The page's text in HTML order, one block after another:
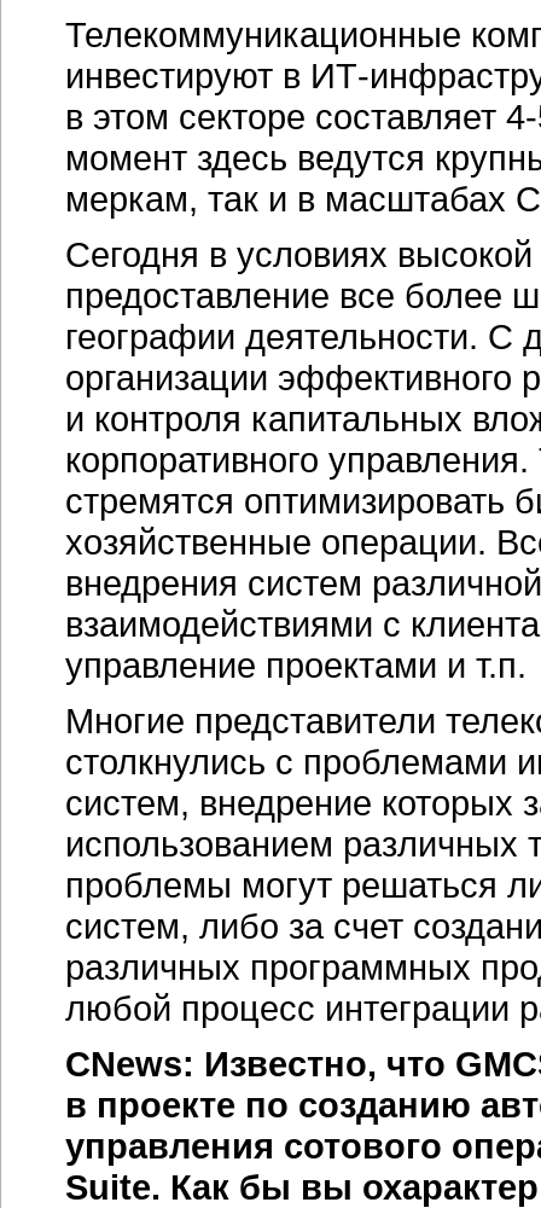
Телекоммуникационные
инвестируют в ИТ-
в этом секторе составляет
момент здесь ведутся
меркам, так и в масштабах
Сегодня в условиях
предоставление все более
географии деятельности. С
организации эффективного
и контроля капитальных
корпоративного
стремятся оптимизировать
хозяйственные операции.
внедрения систем
взаимодействиями с
управление проектами и т.п.
Многие представители
столкнулись с проблемами
систем, внедрение которых
использованием различных
проблемы могут решаться
систем, либо за счет
различных программных
любой процесс интеграции
CNews: Известно, что
в проекте по созданию
управления сотового
Suite. Как бы вы